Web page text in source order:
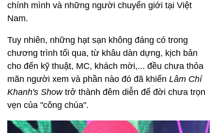
chính mình và những người chuyển giới tại Việt
Nam.
Tuy nhiên, những hạt sạn không đáng có trong
chương trình tối qua, từ khâu dàn dựng, kịch bản
cho đến kỹ thuật, MC, khách mời,... đều chưa thỏa
mãn người xem và phần nào đó đã khiến Lâm Chí
Khanh's Showtrở thành đêm diễn để đời chưa trọn
vẹn của "công chúa".